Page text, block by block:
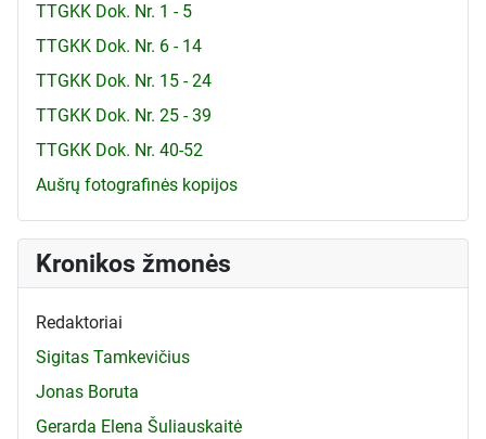
TTGKK Dok. Nr. 1 - 5
TTGKK Dok. Nr. 6 - 14
TTGKK Dok. Nr. 15 - 24
TTGKK Dok. Nr. 25 - 39
TTGKK Dok. Nr. 40-52
Aušrų fotografinės kopijos
Kronikos žmonės
Redaktoriai
Sigitas Tamkevičius
Jonas Boruta
Gerarda Elena Šuliauskaitė